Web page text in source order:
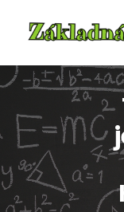
content